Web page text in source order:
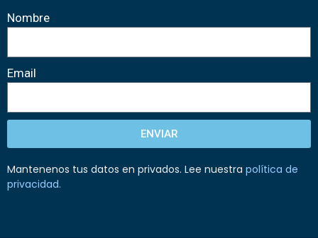
Nombre
Email
ENVIAR
Mantenenos tus datos en privados. Lee nuestra política de
privacidad.